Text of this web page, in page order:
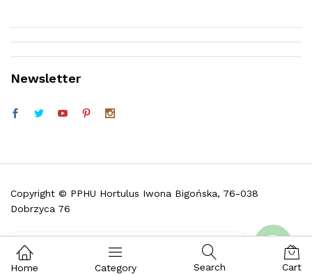
Newsletter
Copyright © PPHU Hortulus Iwona Bigońska, 76-038
Dobrzyca 76
Home Category Search Cart
Skontaktuj się z nami i zadaj pytanie